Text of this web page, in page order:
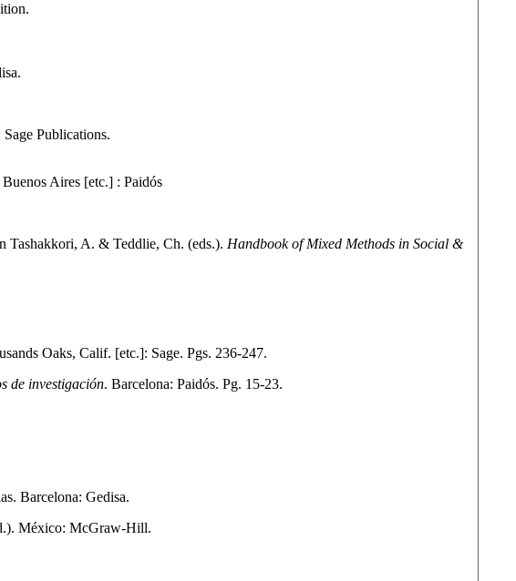
Publications.
Aires [etc.] : Paidós
A. & Teddlie, Ch. (eds.). Handbook of Mixed Methods in Social &
Oaks, Calif. [etc.]: Sage. Pgs. 236-247.
de investigación. Barcelona: Paidós. Pg. 15-23.
Barcelona: Gedisa.
México: McGraw-Hill.